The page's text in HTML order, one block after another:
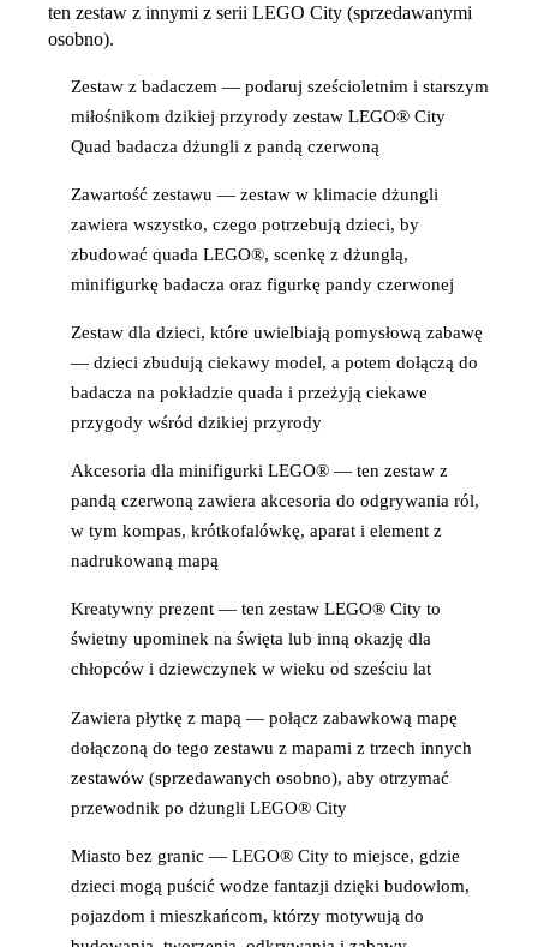
ten zestaw z innymi z serii LEGO City (sprzedawanymi
osobno).
Zestaw z badaczem — podaruj sześcioletnim i starszym
miłośnikom dzikiej przyrody zestaw LEGO® City
Quad badacza dżungli z pandą czerwoną
Zawartość zestawu — zestaw w klimacie dżungli
zawiera wszystko, czego potrzebują dzieci, by
zbudować quada LEGO®, scenkę z dżunglą,
minifigurkę badacza oraz figurkę pandy czerwonej
Zestaw dla dzieci, które uwielbiają pomysłową zabawę
— dzieci zbudują ciekawy model, a potem dołączą do
badacza na pokładzie quada i przeżyją ciekawe
przygody wśród dzikiej przyrody
Akcesoria dla minifigurki LEGO® — ten zestaw z
pandą czerwoną zawiera akcesoria do odgrywania ról,
w tym kompas, krótkofalówkę, aparat i element z
nadrukowaną mapą
Kreatywny prezent — ten zestaw LEGO® City to
świetny upominek na święta lub inną okazję dla
chłopców i dziewczynek w wieku od sześciu lat
Zawiera płytkę z mapą — połącz zabawkową mapę
dołączoną do tego zestawu z mapami z trzech innych
zestawów (sprzedawanych osobno), aby otrzymać
przewodnik po dżungli LEGO® City
Miasto bez granic — LEGO® City to miejsce, gdzie
dzieci mogą puścić wodze fantazji dzięki budowlom,
pojazdom i mieszkańcom, którzy motywują do